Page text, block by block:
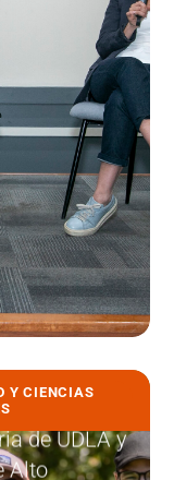
Y CIENCIAS
de UDLA y
Alto